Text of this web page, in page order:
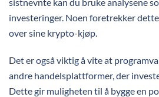
investeringer. Noen foretrekker
over sine krypto-kjøp.
Det er også viktig å vite at
andre handelsplattformer, der
Dette gir muligheten til å bygge en